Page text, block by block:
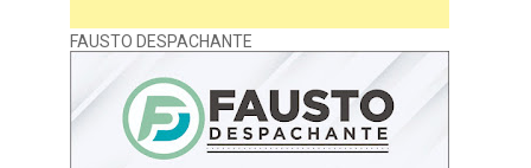
FAUSTO DESPACHANTE